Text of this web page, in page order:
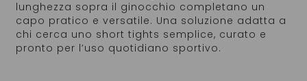
lunghezza sopra il ginocchio completano un
capo pratico e versatile. Una soluzione adatta a
chi cerca uno short tights semplice, curato e
pronto per l’uso quotidiano sportivo.